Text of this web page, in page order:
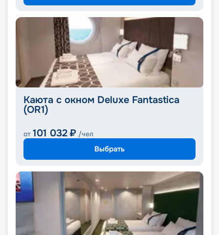
Каюта с окном Deluxe Fantastica
(OR1)
от 101 032 ₽ /чел
Выбрать